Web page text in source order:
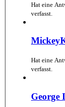
Hat eine
verfasst.
Hat eine
verfasst.
George